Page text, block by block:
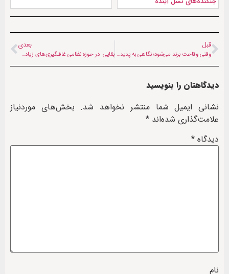
قبل
وقتی وقاحت برند می‌شود؛ نگاهی به پدیدهٔ ابتذال تهاجمی در فضای رسانه‌ای افغانستان
بعدی
بقایی: در حوزه نظامی غافلگیری‌های زیادی داریم | روابط تهران – دهلی علیه هیچ کشوری نیست
دیدگاهتان را بنویسید
نشانی ایمیل شما منتشر نخواهد شد. بخش‌های موردنیاز
علامت‌گذاری شده‌اند *
دیدگاه *
نام